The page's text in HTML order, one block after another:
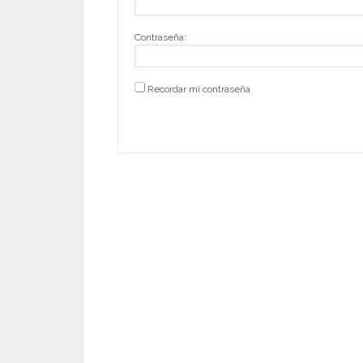
Contraseña:
Recordar mi contraseña